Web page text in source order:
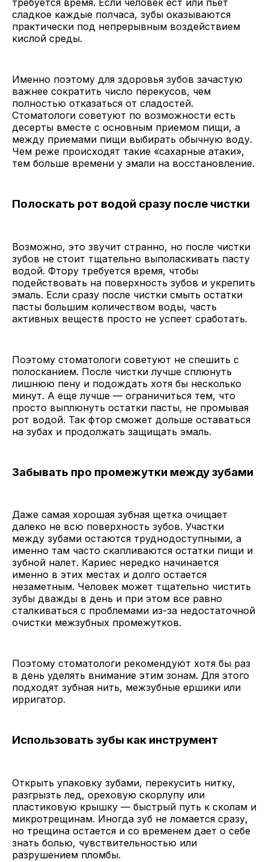
сладкое каждые полчаса, зубы оказываются
практически под непрерывным воздействием
кислой среды.
Именно поэтому для здоровья зубов зачастую
важнее сократить число перекусов, чем
полностью отказаться от сладостей.
Стоматологи советуют по возможности есть
десерты вместе с основным приемом пищи, а
между приемами пищи выбирать обычную воду.
Чем реже происходят такие «сахарные атаки»,
тем больше времени у эмали на восстановление.
Полоскать рот водой сразу после чистки
Возможно, это звучит странно, но после чистки
зубов не стоит тщательно выполаскивать пасту
водой. Фтору требуется время, чтобы
подействовать на поверхность зубов и укрепить
эмаль. Если сразу после чистки смыть остатки
пасты большим количеством воды, часть
активных веществ просто не успеет сработать.
Поэтому стоматологи советуют не спешить с
полосканием. После чистки лучше сплюнуть
лишнюю пену и подождать хотя бы несколько
минут. А еще лучше — ограничиться тем, что
просто выплюнуть остатки пасты, не промывая
рот водой. Так фтор сможет дольше оставаться
на зубах и продолжать защищать эмаль.
Забывать про промежутки между зубами
Даже самая хорошая зубная щетка очищает
далеко не всю поверхность зубов. Участки
между зубами остаются труднодоступными, а
именно там часто скапливаются остатки пищи и
зубной налет. Кариес нередко начинается
именно в этих местах и долго остается
незаметным. Человек может тщательно чистить
зубы дважды в день и при этом все равно
сталкиваться с проблемами из-за недостаточной
очистки межзубных промежутков.
Поэтому стоматологи рекомендуют хотя бы раз
в день уделять внимание этим зонам. Для этого
подходят зубная нить, межзубные ершики или
ирригатор.
Использовать зубы как инструмент
Открыть упаковку зубами, перекусить нитку,
разгрызть лед, ореховую скорлупу или
пластиковую крышку — быстрый путь к сколам и
микротрещинам. Иногда зуб не ломается сразу,
но трещина остается и со временем дает о себе
знать болью, чувствительностью или
разрушением пломбы.